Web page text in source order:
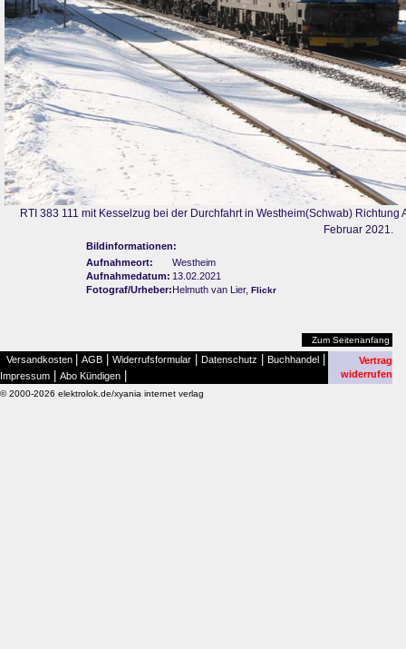
RTI 383 111 mit Kesselzug bei der Durchfahrt in Westheim(Schwab)
Februar 2021.
Bildinformationen:
Aufnahmeort:
Westheim
Aufnahmedatum: 13.02.2021
Fotograf/Urheber:Helmuth van Lier, Flickr
Zum Seitenanfang
Versandkosten AGB Widerrufsformular Datenschutz Buchhandel
Impressum Abo Kündigen
Vertrag
widerrufen
© 2000-2026 elektrolok.de/xyania internet verlag